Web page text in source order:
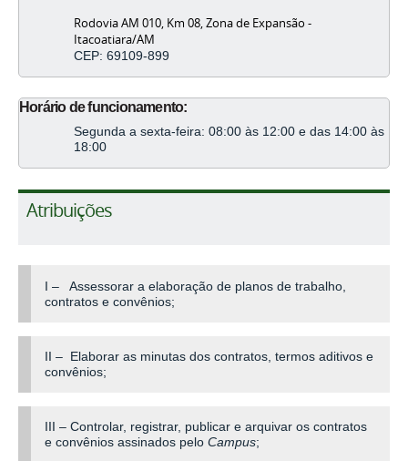
Rodovia AM 010, Km 08, Zona de Expansão -
Itacoatiara/AM
CEP: 69109-899
Horário de funcionamento:
Segunda a sexta-feira: 08:00 às 12:00 e das 14:00 às
18:00
Atribuições
I – Assessorar a elaboração de planos de trabalho,
contratos e convênios;
II – Elaborar as minutas dos contratos, termos aditivos e
convênios;
III – Controlar, registrar, publicar e arquivar os contratos
e convênios assinados pelo Campus;